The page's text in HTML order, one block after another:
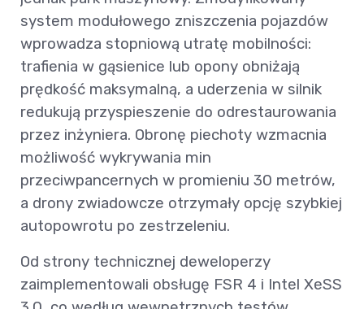
system modułowego zniszczenia pojazdów
wprowadza stopniową utratę mobilności:
trafienia w gąsienice lub opony obniżają
prędkość maksymalną, a uderzenia w silnik
redukują przyspieszenie do odrestaurowania
przez inżyniera. Obronę piechoty wzmacnia
możliwość wykrywania min
przeciwpancernych w promieniu 30 metrów,
a drony zwiadowcze otrzymały opcję szybkiej
autopowrotu po zestrzeleniu.
Od strony technicznej deweloperzy
zaimplementowali obsługę FSR 4 i Intel XeSS